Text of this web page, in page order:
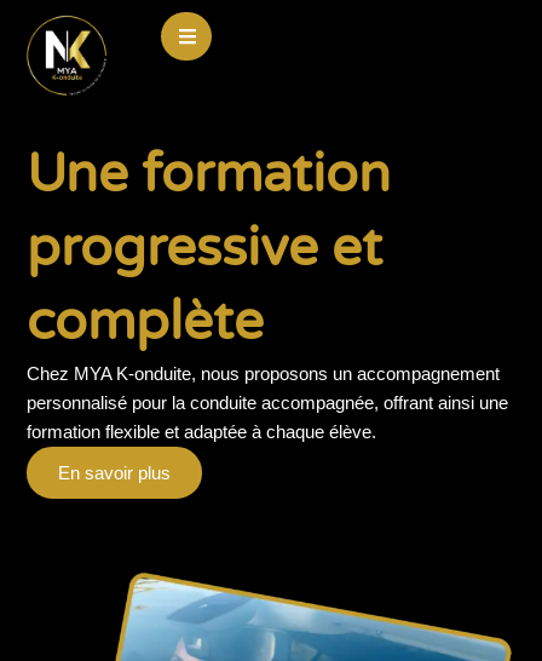
contenu
Une formation
progressive et
complète
Chez MYA K-onduite, nous proposons un accompagnement
personnalisé pour la conduite accompagnée, offrant ainsi une
formation flexible et adaptée à chaque élève.
En savoir plus